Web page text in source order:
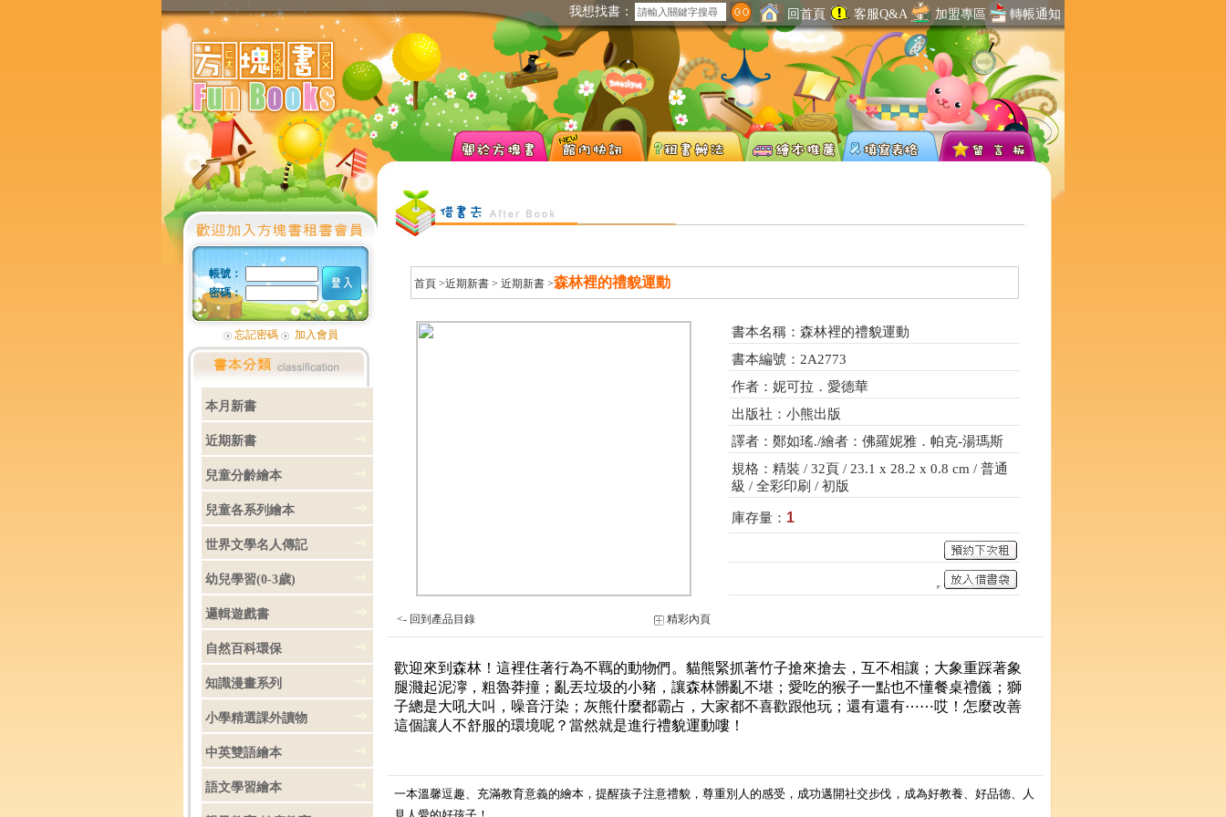
我想找書： 回首頁 客服Q&A 加盟專區 轉帳通知
帳號：
密碼：
忘記密碼 加入會員
本月新書
近期新書
兒童分齡繪本
兒童各系列繪本
世界文學名人傳記
幼兒學習(0-3歲)
邏輯遊戲書
自然百科環保
知識漫畫系列
小學精選課外讀物
中英雙語繪本
語文學習繪本
首頁 >近期新書 > 近期新書 >森林裡的禮貌運動
<- 回到產品目錄 精彩內頁
書本名稱：森林裡的禮貌運動
書本編號：2A2773
作者：妮可拉．愛德華
出版社：小熊出版
譯者：鄭如瑤./繪者：佛羅妮雅．帕克-湯瑪斯
規格：精裝 / 32頁 / 23.1 x 28.2 x 0.8 cm / 普通
級 / 全彩印刷 / 初版
庫存量： 1
歡迎來到森林！這裡住著行為不羈的動物們。貓熊緊抓著竹子搶來搶去，互不相讓；大象重踩著象
腿濺起泥濘，粗魯莽撞；亂丟垃圾的小豬，讓森林髒亂不堪；愛吃的猴子一點也不懂餐桌禮儀；獅
子總是大吼大叫，噪音汙染；灰熊什麼都霸占，大家都不喜歡跟他玩；還有還有⋯⋯哎！怎麼改善
這個讓人不舒服的環境呢？當然就是進行禮貌運動嘍！
一本溫馨逗趣、充滿教育意義的繪本，提醒孩子注意禮貌，尊重別人的感受，成功邁開社交步伐，成為好教養、好品德、人